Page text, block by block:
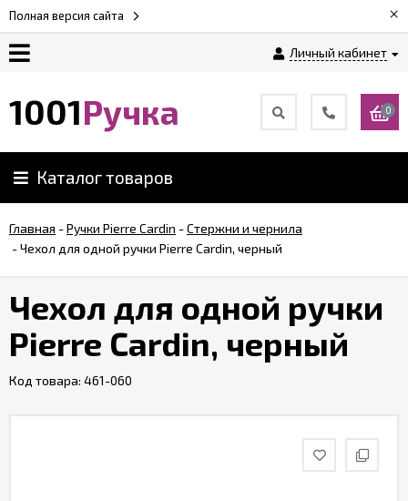
Полная версия сайта ×
Личный кабинет
Возврат
Обзоры
ручек
Контакты
1001Ручка 0
Каталог товаров
Главная -Ручки Pierre Cardin -Стержни и чернила
-Чехол для одной ручки Pierre Cardin, черный
Чехол для одной ручки
Pierre Cardin, черный
Код товара: 461-060